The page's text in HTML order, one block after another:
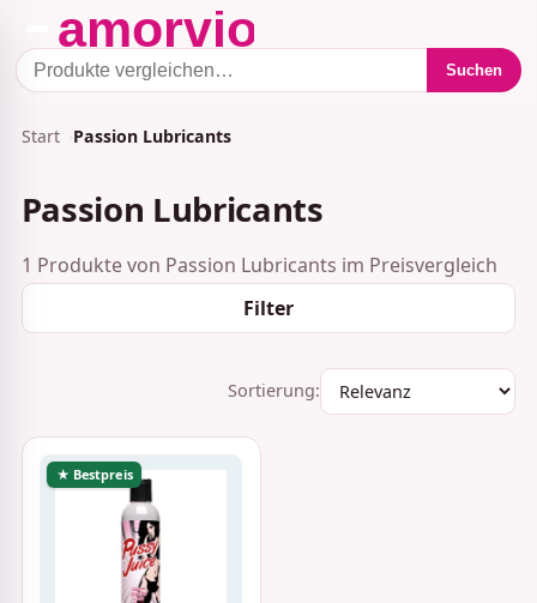
Suchen
Start Passion Lubricants
Passion Lubricants
1 Produkte von Passion Lubricants im Preisvergleich
Filter
Sortierung:
★ Bestpreis